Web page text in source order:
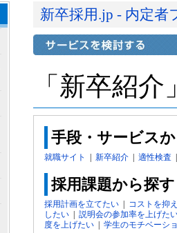
新卒採用.jp - 内定者
「新卒紹
手段・サービス
就職サイト 新卒紹介 適性検査
採用課題から探す
採用計画を立てたい
コストを抑
したい
説明会の参加率を上げた
度を上げたい
学生のモチベーシ